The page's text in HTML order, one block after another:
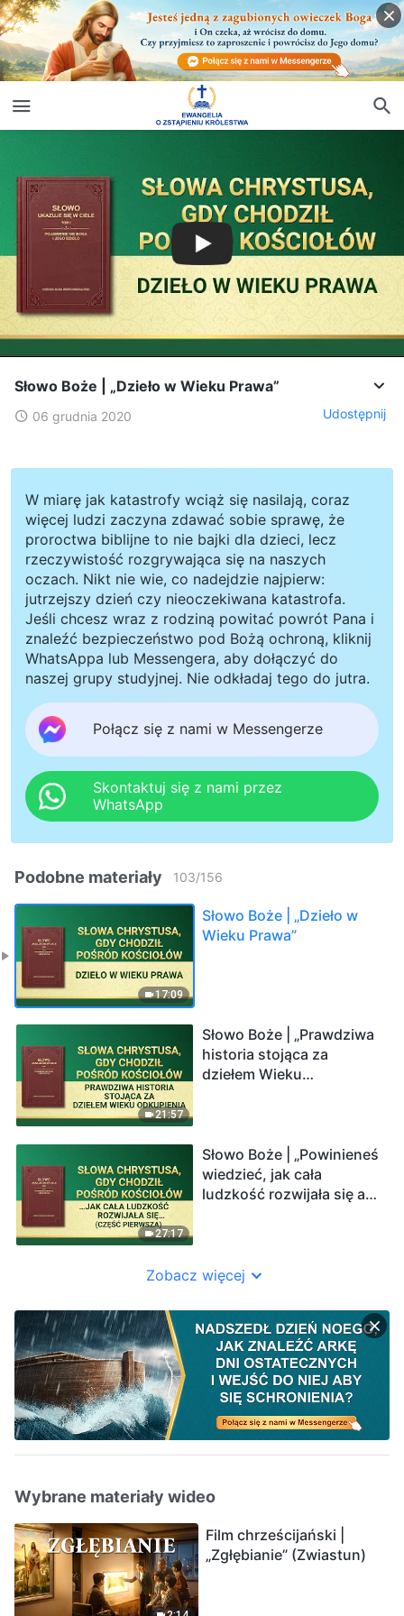
Słowo Boże | „Dzieło w Wieku Prawa”
06 grudnia 2020 Udostępnij
W miarę jak katastrofy wciąż się nasilają, coraz
więcej ludzi zaczyna zdawać sobie sprawę, że
proroctwa biblijne to nie bajki dla dzieci, lecz
rzeczywistość rozgrywająca się na naszych
oczach. Nikt nie wie, co nadejdzie najpierw:
jutrzejszy dzień czy nieoczekiwana katastrofa.
Jeśli chcesz wraz z rodziną powitać powrót Pana i
znaleźć bezpieczeństwo pod Bożą ochroną, kliknij
WhatsAppa lub Messengera, aby dołączyć do
naszej grupy studyjnej. Nie odkładaj tego do jutra.
Połącz się z nami w Messengerze
Skontaktuj się z nami przez
WhatsApp
Podobne materiały 103/156
17:09
Słowo Boże | „Dzieło w
Wieku Prawa”
21:57
Słowo Boże | „Prawdziwa
historia stojąca za
dziełem Wieku
27:17
Słowo Boże | „Powinieneś
wiedzieć, jak cała
ludzkość rozwijała się aż
Zobacz więcej
Wybrane materiały wideo
Film chrześcijański |
„Zgłębianie” (Zwiastun)